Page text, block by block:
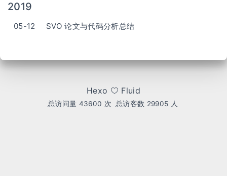
2019
05-12 SVO 论文与代码分析总结
Hexo Fluid
总访问量 43600 次 总访客数 29905 人